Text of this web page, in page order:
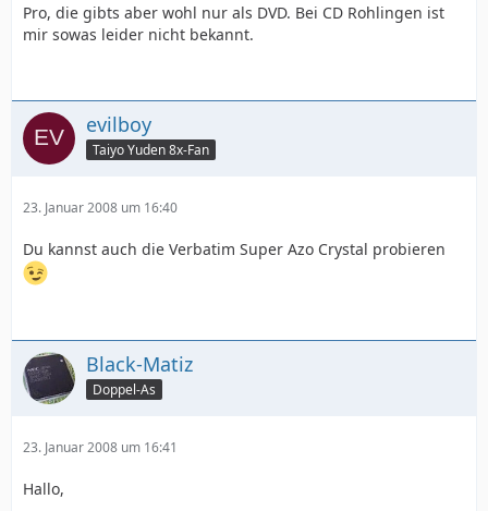
Pro, die gibts aber wohl nur als DVD. Bei CD Rohlingen ist
mir sowas leider nicht bekannt.
evilboy
Taiyo Yuden 8x-Fan
23. Januar 2008 um 16:40
Du kannst auch die Verbatim Super Azo Crystal probieren
Black-Matiz
Doppel-As
23. Januar 2008 um 16:41
Hallo,